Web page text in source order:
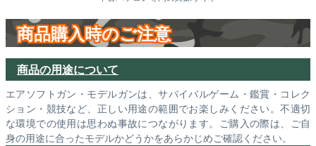
商品購入時のご注意
商品の用途について
エアソフトガン・モデルガンは、サバイバルゲーム・鑑賞・コレク
ション・競技など、正しい用途の範囲でお楽しみください。不適切
な環境での使用は思わぬ事故につながります。ご購入の際は、ご自
身の用途に合ったモデルかどうかをあらかじめご確認ください。